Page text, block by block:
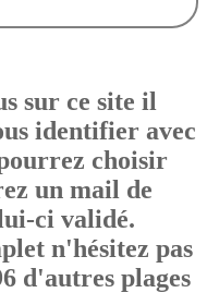
sur ce site il
identifier avec
choisir
un mail de
ci validé.
n'hésitez pas
d'autres plages